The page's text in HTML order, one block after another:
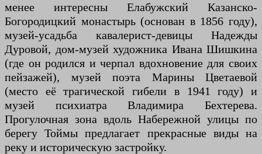
менее интересны Елабужский Казанско-
Богородицкий монастырь (основан в 1856 году),
музей-усадьба кавалерист-девицы Надежды
Дуровой, дом-музей художника Ивана Шишкина
(где он родился и черпал вдохновение для своих
пейзажей), музей поэта Марины Цветаевой
(место её трагической гибели в 1941 году) и
музей психиатра Владимира Бехтерева.
Прогулочная зона вдоль Набережной улицы по
берегу Тоймы предлагает прекрасные виды на
реку и историческую застройку.